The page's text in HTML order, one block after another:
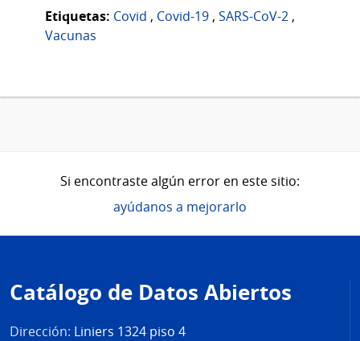
Etiquetas: Covid , Covid-19 , SARS-CoV-2 ,
Vacunas
Si encontraste algún error en este sitio:
ayúdanos a mejorarlo
de
página
Catálogo de Datos Abiertos
Dirección: Liniers 1324 piso 4